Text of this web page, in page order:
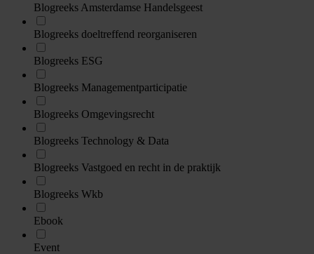
Blogreeks Amsterdamse Handelsgeest
Blogreeks doeltreffend reorganiseren
Blogreeks ESG
Blogreeks Managementparticipatie
Blogreeks Omgevingsrecht
Blogreeks Technology & Data
Blogreeks Vastgoed en recht in de praktijk
Blogreeks Wkb
Ebook
Event